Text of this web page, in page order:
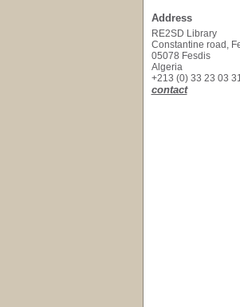
Address
RE2SD Library
Constantine road,
05078 Fesdis
Algeria
+213 (0) 33 23 03
contact